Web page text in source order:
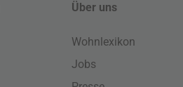
Über uns
Wohnlexikon
Jobs